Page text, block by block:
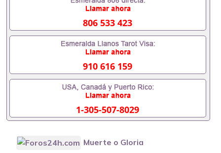
806 533 423
910 616 159
1-305-507-8029
Muerte o Gloria